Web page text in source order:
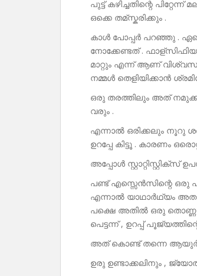
പുട്ട് കഴിച്ചതിന്റെ
ഒക്കെ തമ്സ്കരിക്കും .
കാൾ പോപ്പർ പറഞ്ഞു .
നോക്കേണ്ടത് .
മാറ്റും എന്ന് ആണ്
നമ്മൾ തെളിയിക്കാൻ
ഒരു തരത്തിലും അത് നമുക്ക്
വരും .
എന്നാൽ ഒരിക്കലും നൂറു
ഉറപ്പേ കിട്ടൂ . കാരണം
അപ്പോൾ
പണ്ട് എസ്സെൻസിന്റെ ഒരു
എന്നാൽ യാഥാർഥ്യം
പക്ഷെ അതിൽ ഒരു തൊണ്ണൂറു
പെട്ടന്ന് , ഉറപ്പ്
അത് കൊണ്ട് തന്നെ
ഉരു ഉണ്ടാക്കലിനും ,